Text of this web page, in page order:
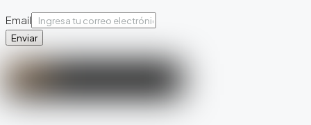
Email
Enviar